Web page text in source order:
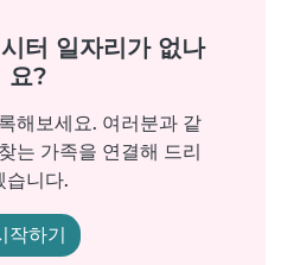
터 일자리가 없나
요?
해보세요. 여러분과 같
는 가족을 연결해 드리
습니다.
작하기